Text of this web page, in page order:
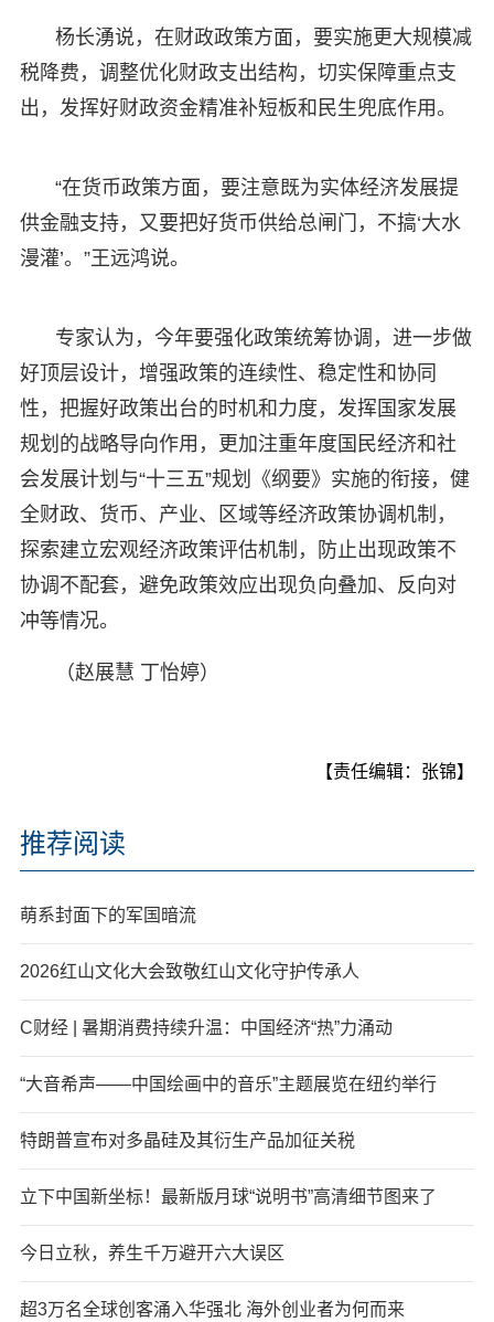
杨长湧说，在财政政策方面，要实施更大规模减
税降费，调整优化财政支出结构，切实保障重点支
出，发挥好财政资金精准补短板和民生兜底作用。
“在货币政策方面，要注意既为实体经济发展提
供金融支持，又要把好货币供给总闸门，不搞‘大水
漫灌’。”王远鸿说。
专家认为，今年要强化政策统筹协调，进一步做
好顶层设计，增强政策的连续性、稳定性和协同
性，把握好政策出台的时机和力度，发挥国家发展
规划的战略导向作用，更加注重年度国民经济和社
会发展计划与“十三五”规划《纲要》实施的衔接，健
全财政、货币、产业、区域等经济政策协调机制，
探索建立宏观经济政策评估机制，防止出现政策不
协调不配套，避免政策效应出现负向叠加、反向对
冲等情况。
（赵展慧 丁怡婷）
【责任编辑：张锦】
推荐阅读
萌系封面下的军国暗流
2026红山文化大会致敬红山文化守护传承人
C财经 | 暑期消费持续升温：中国经济“热”力涌动
“大音希声——中国绘画中的音乐”主题展览在纽约举行
特朗普宣布对多晶硅及其衍生产品加征关税
立下中国新坐标！最新版月球“说明书”高清细节图来了
今日立秋，养生千万避开六大误区
超3万名全球创客涌入华强北 海外创业者为何而来